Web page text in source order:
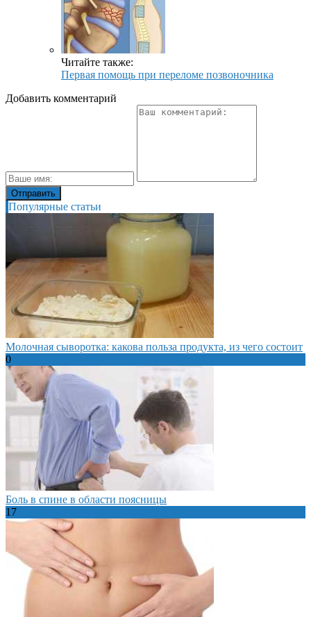
Читайте также:
Первая помощь при переломе позвоночника
Добавить комментарий
Популярные статьи
Молочная сыворотка: какова польза продукта, из чего состоит
0
Боль в спине в области поясницы
17